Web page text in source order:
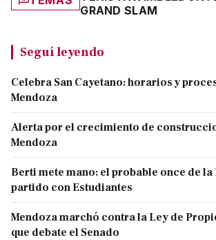
GRAND SLAM
Seguí leyendo
Celebra San Cayetano: horarios y
Mendoza
Alerta por el crecimiento de
Mendoza
Berti mete mano: el probable once de
partido con Estudiantes
Mendoza marchó contra la Ley de
que debate el Senado